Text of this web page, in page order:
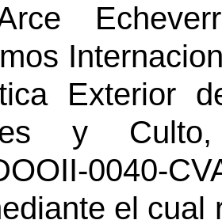
Exterior
y
0040-
el cual